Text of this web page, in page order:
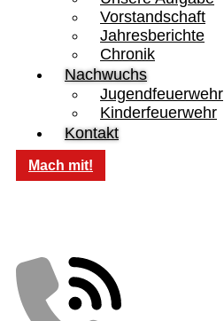
Vorstandschaft
Jahresberichte
Chronik
Nachwuchs
Jugendfeuerwehr
Kinderfeuerwehr
Kontakt
Mach mit!